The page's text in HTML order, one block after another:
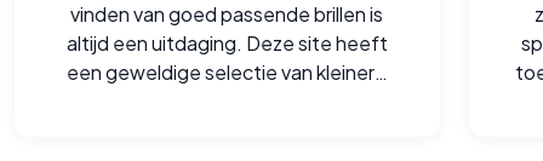
vinden van goed passende brillen is
altijd een uitdaging. Deze site heeft
een geweldige selectie van kleinere